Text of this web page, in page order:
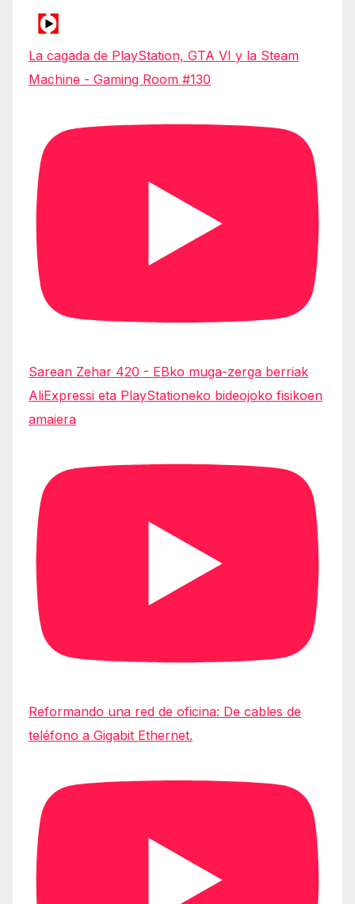
La cagada de PlayStation, GTA VI y la Steam
Machine - Gaming Room #130
Sarean Zehar 420 - EBko muga-zerga berriak
AliExpressi eta PlayStationeko bideojoko fisikoen
amaiera
Reformando una red de oficina: De cables de
teléfono a Gigabit Ethernet.